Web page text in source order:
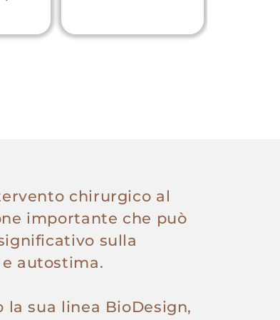
chirurgico al
importante che può
sulla
autostima.
la sua linea BioDesign,